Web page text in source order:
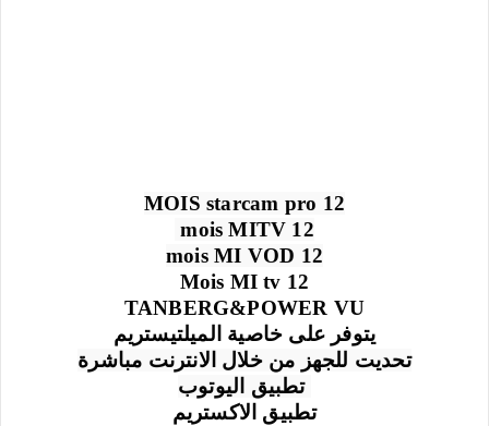
12 MOIS starcam pro
12 mois MITV
12 mois MI VOD
12 Mois MI tv
TANBERG&POWER VU
يتوفر على خاصية الميلتيستريم
تحديت للجهز من خلال الانترنت مباشرة
تطبيق اليوتوب
تطبيق الاكستريم